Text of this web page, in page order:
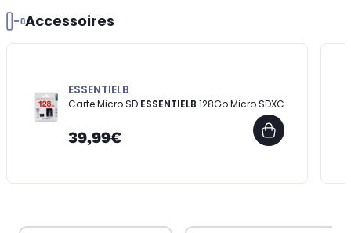
Accessoires
ESSENTIELB
Carte Micro SD ESSENTIELB 128Go Micro SDXC
39,99€